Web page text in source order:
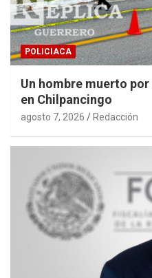
POLICIACA
Un hombre muerto
en Chilpancingo
agosto 7, 2026 Redacción